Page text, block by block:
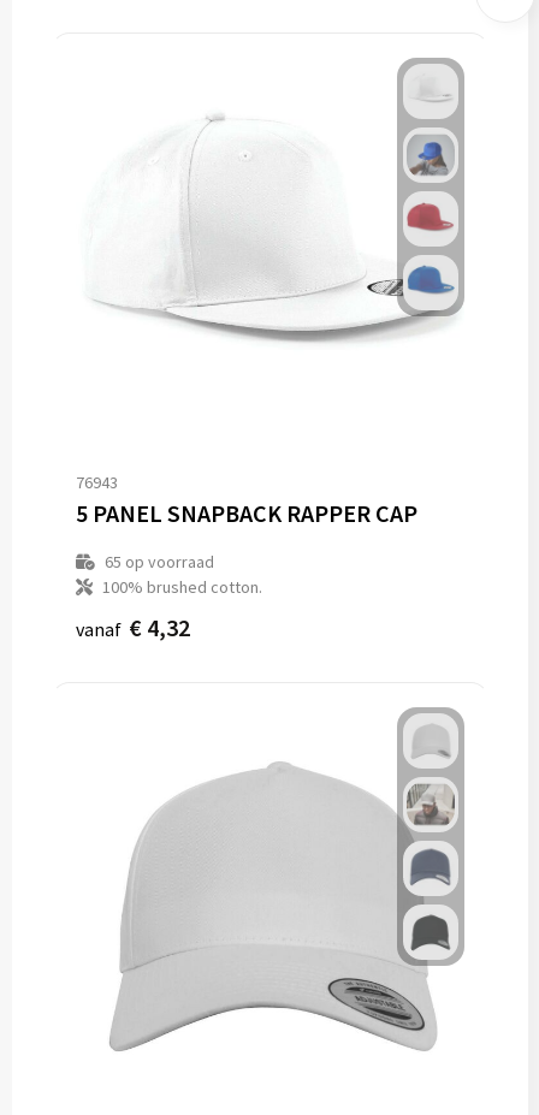
76943
5 PANEL SNAPBACK RAPPER CAP
65 op voorraad
100% brushed cotton.
vanaf € 4,32